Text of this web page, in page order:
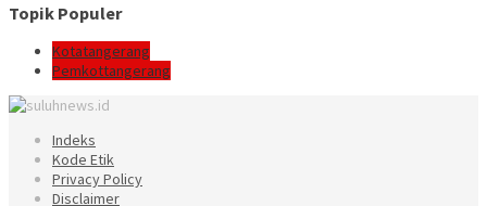
Topik Populer
Kotatangerang
Pemkottangerang
Indeks
Kode Etik
Privacy Policy
Disclaimer